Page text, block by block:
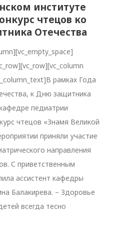
институте
чтецов ко
Отечества
рамках Года
к Дню защитника
педиатрии
чтецов «Знамя Великой
приняли участие
направления
С приветственным
ассистент кафедры
Балакирева. – Здоровье
всегда тесно